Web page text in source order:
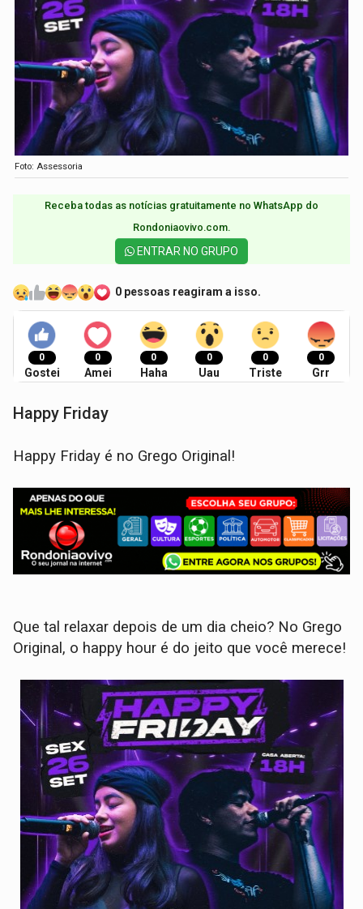
Foto: Assessoria
Receba todas as notícias gratuitamente no WhatsApp do
Rondoniaovivo.com.​
ENTRAR NO GRUPO
0 pessoas reagiram a isso.
0
Gostei
0
Amei
0
Haha
0
Uau
0
Triste
0
Grr
Happy Friday
Happy Friday é no Grego Original!
Que tal relaxar depois de um dia cheio? No Grego
Original, o happy hour é do jeito que você merece!